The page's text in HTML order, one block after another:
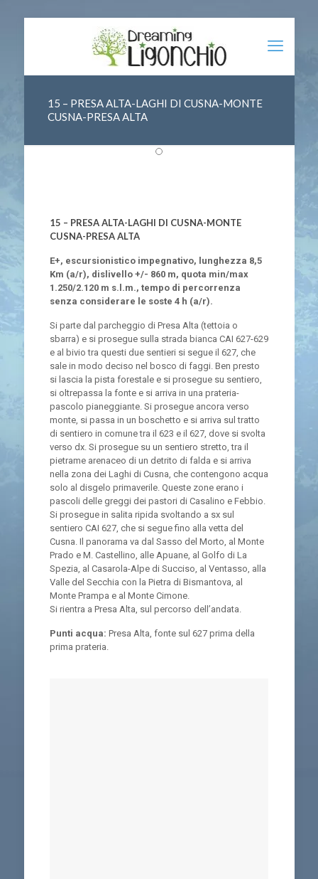
15 – PRESA ALTA-LAGHI DI CUSNA-MONTE
CUSNA-PRESA ALTA
15 – PRESA ALTA-LAGHI DI CUSNA-MONTE
CUSNA-PRESA ALTA
E+, escursionistico impegnativo, lunghezza 8,5
Km (a/r), dislivello +/- 860 m, quota min/max
1.250/2.120 m s.l.m., tempo di percorrenza
senza considerare le soste 4 h (a/r).
Si parte dal parcheggio di Presa Alta (tettoia o
sbarra) e si prosegue sulla strada bianca CAI 627-629
e al bivio tra questi due sentieri si segue il 627, che
sale in modo deciso nel bosco di faggi. Ben presto
si lascia la pista forestale e si prosegue su sentiero,
si oltrepassa la fonte e si arriva in una prateria-
pascolo pianeggiante. Si prosegue ancora verso
monte, si passa in un boschetto e si arriva sul tratto
di sentiero in comune tra il 623 e il 627, dove si svolta
verso dx. Si prosegue su un sentiero stretto, tra il
pietrame arenaceo di un detrito di falda e si arriva
nella zona dei Laghi di Cusna, che contengono acqua
solo al disgelo primaverile. Queste zone erano i
pascoli delle greggi dei pastori di Casalino e Febbio.
Si prosegue in salita ripida svoltando a sx sul
sentiero CAI 627, che si segue fino alla vetta del
Cusna. Il panorama va dal Sasso del Morto, al Monte
Prado e M. Castellino, alle Apuane, al Golfo di La
Spezia, al Casarola-Alpe di Succiso, al Ventasso, alla
Valle del Secchia con la Pietra di Bismantova, al
Monte Prampa e al Monte Cimone.
Si rientra a Presa Alta, sul percorso dell’andata.
Punti acqua: Presa Alta, fonte sul 627 prima della
prima prateria.